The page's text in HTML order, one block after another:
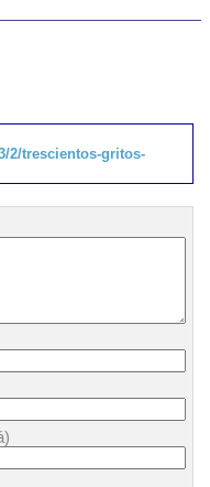
2/trescientos-gritos-